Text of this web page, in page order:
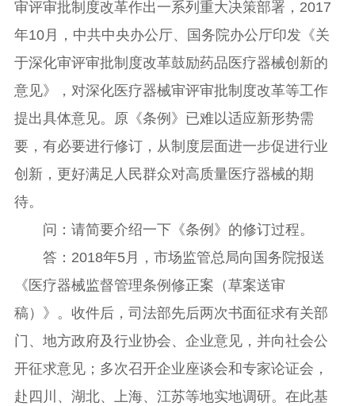
审评审批制度改革作出一系列重大决策部署，2017
年10月，中共中央办公厅、国务院办公厅印发《关
于深化审评审批制度改革鼓励药品医疗器械创新的
意见》，对深化医疗器械审评审批制度改革等工作
提出具体意见。原《条例》已难以适应新形势需
要，有必要进行修订，从制度层面进一步促进行业
创新，更好满足人民群众对高质量医疗器械的期
待。
问：请简要介绍一下《条例》的修订过程。
答：2018年5月，市场监管总局向国务院报送
《医疗器械监督管理条例修正案（草案送审
稿）》。收件后，司法部先后两次书面征求有关部
门、地方政府及行业协会、企业意见，并向社会公
开征求意见；多次召开企业座谈会和专家论证会，
赴四川、湖北、上海、江苏等地实地调研。在此基